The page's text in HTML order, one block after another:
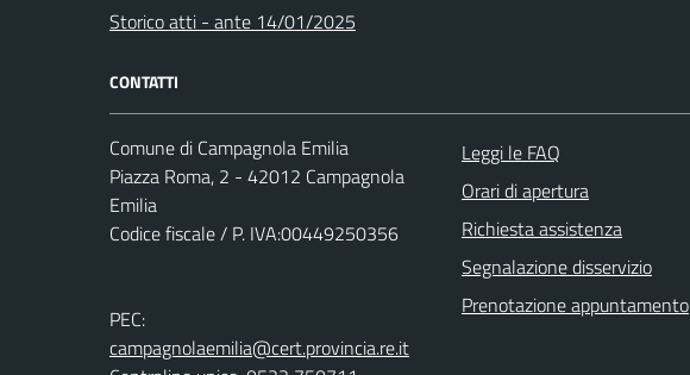
Storico atti - ante 14/01/2025
CONTATTI
Comune di Campagnola Emilia
Piazza Roma, 2 - 42012 Campagnola
Emilia
Codice fiscale / P. IVA:00449250356
PEC:
campagnolaemilia@cert.provincia.re.it
Leggi le FAQ
Orari di apertura
Richiesta assistenza
Segnalazione disservizio
Prenotazione appuntamento